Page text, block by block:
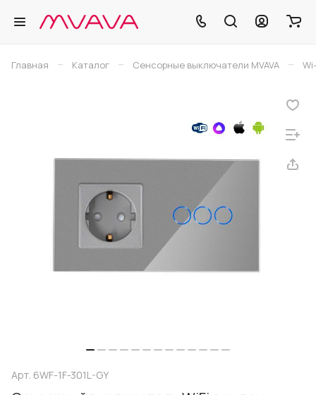
Главная – Каталог – Сенсорные выключатели MVAVA –
Арт. 6WF-1F-301L-GY